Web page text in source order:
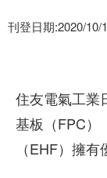
刊登日期:2020/10/
住友電氣工業
基板（FPC）
（EHF）擁有